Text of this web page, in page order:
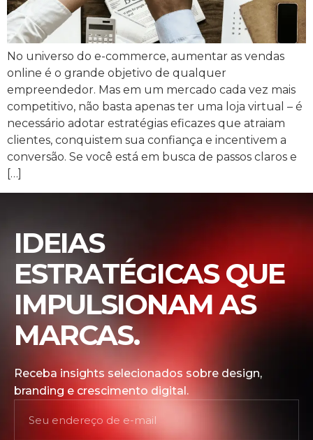
No universo do e-commerce, aumentar as vendas
online é o grande objetivo de qualquer
empreendedor. Mas em um mercado cada vez mais
competitivo, não basta apenas ter uma loja virtual – é
necessário adotar estratégias eficazes que atraiam
clientes, conquistem sua confiança e incentivem a
conversão. Se você está em busca de passos claros e
[…]
IDEIAS
ESTRATÉGICAS QUE
IMPULSIONAM AS
MARCAS.
Receba insights selecionados sobre design,
branding e crescimento digital.